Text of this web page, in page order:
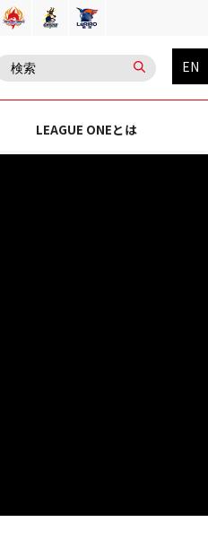
EN
LEAGUE ONEとは